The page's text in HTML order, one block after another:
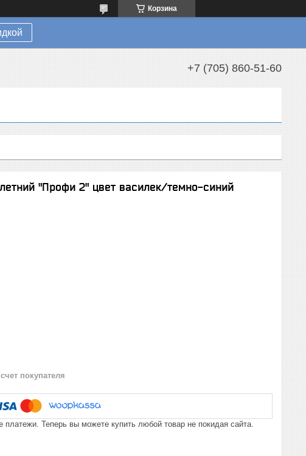
Корзина
+7 (705) 860-51-60
"Профи 2" цвет василек/темно-синий
покупателя
Теперь вы можете купить любой товар не покидая сайта.